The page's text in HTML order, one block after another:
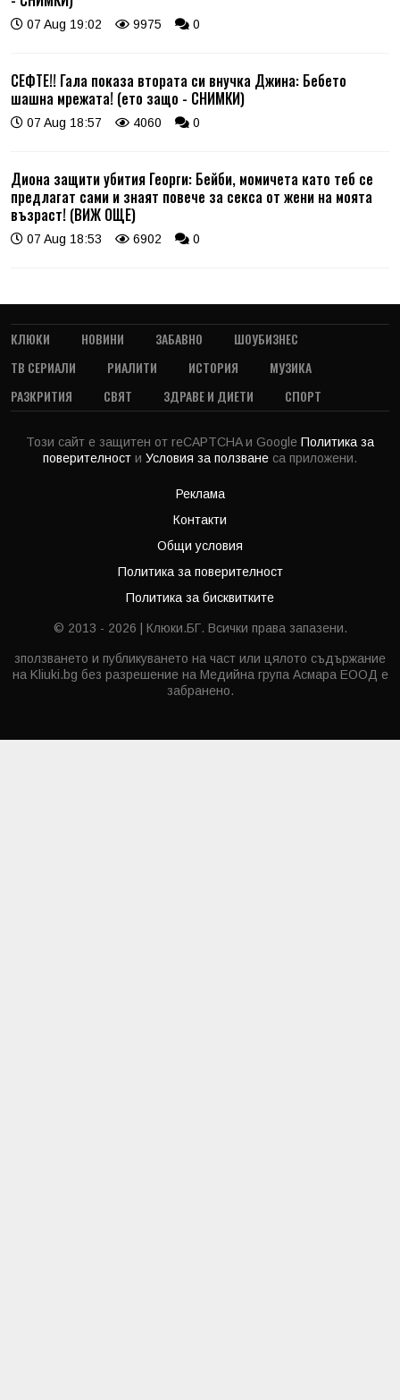
07 Aug 19:02 9975 0
СЕФТЕ!! Гала показа втората си внучка Джина: Бебето
шашна мрежата! (ето защо - СНИМКИ)
07 Aug 18:57 4060 0
Диона защити убития Георги: Бейби, момичета като теб се
предлагат сами и знаят повече за секса от жени на моята
възраст! (ВИЖ ОЩЕ)
07 Aug 18:53 6902 0
КЛЮКИ НОВИНИ ЗАБАВНО
ШОУБИЗНЕС
ТВ СЕРИАЛИ
РИАЛИТИ ИСТОРИЯ
МУЗИКА
РАЗКРИТИЯ
СВЯТ ЗДРАВЕ И ДИЕТИ СПОРТ
Този сайт е защитен от reCAPTCHA и Google Политика за
поверителност и Условия за ползване са приложени.
Реклама
Контакти
Общи условия
Политика за поверителност
Политика за бисквитките
© 2013 - 2026 | Клюки.БГ. Всички права запазени.
зползването и публикуването на част или цялото съдържание
на Kliuki.bg без разрешение на Медийна група Асмара ЕООД е
забранено.